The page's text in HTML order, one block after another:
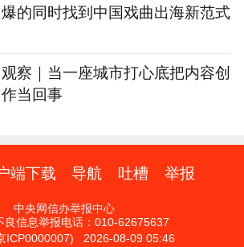
爆的同时找到中国戏曲出海新范式
观察｜当一座城市打心底把内容创
作当回事
端下载 导航 吐槽 举报
中央网信办举报中心
良信息举报电话：010-62675637
ICP0000007) 2026-08-09 05:46